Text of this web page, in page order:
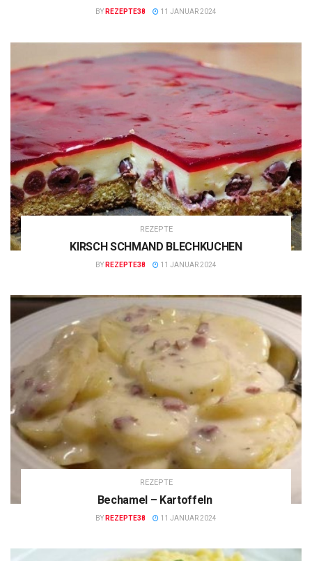
BY REZEPTE38 11 JANUAR 2024
REZEPTE
KIRSCH SCHMAND BLECHKUCHEN
BY REZEPTE38 11 JANUAR 2024
REZEPTE
Bechamel – Kartoffeln
BY REZEPTE38 11 JANUAR 2024